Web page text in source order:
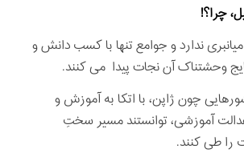
چرا؟!
ندارد و جوامع تنها با کسب دانش و
وحشتناک آن نجات پیدا می کنند.
چون ژاپن، با اتکا به آموزش و
آموزشی، توانستند مسیر سختِ
را طی کنند.